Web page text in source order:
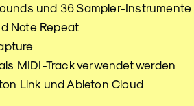
und 36 Sampler-Instrumente
Note Repeat
MIDI-Track verwendet werden
Link und Ableton Cloud